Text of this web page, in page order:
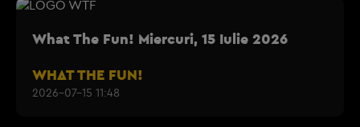
What The Fun! Miercuri, 15 Iulie 2026
WHAT THE FUN!
2026-07-15 11:48